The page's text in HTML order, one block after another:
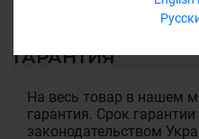
ГАРАНТИЯ
На весь товар в нашем
гарантия. Срок
законодательством